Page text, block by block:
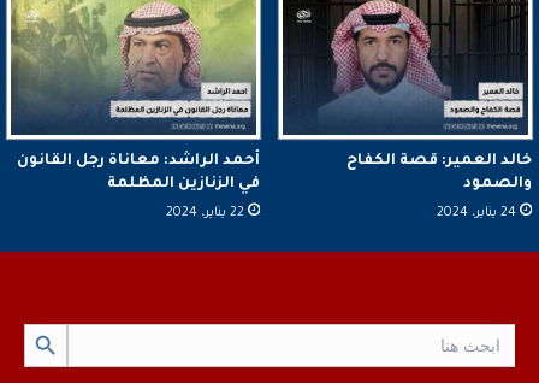
خالد العمير: قصة الكفاح
والصمود
24 يناير، 2024
أحمد الراشد: معاناة رجل القانون
في الزنازين المظلمة
22 يناير، 2024
Search
Search Button